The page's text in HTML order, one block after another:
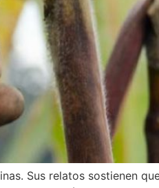
Sus relatos sostienen